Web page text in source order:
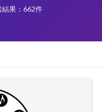
結果：662件